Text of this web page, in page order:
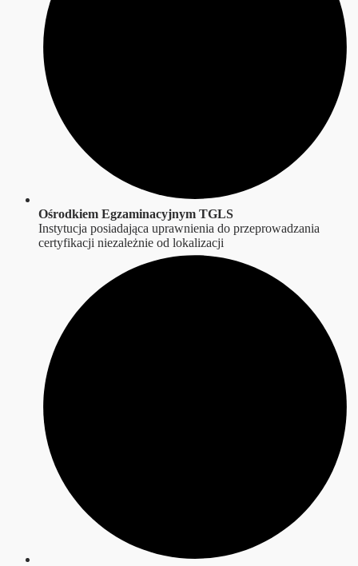
Ośrodkiem Egzaminacyjnym TGLS
Instytucja posiadająca uprawnienia do przeprowadzania
certyfikacji niezależnie od lokalizacji